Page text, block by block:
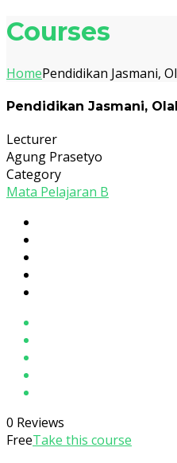
Courses
HomePendidikan Jasmani,
Pendidikan Jasmani,
Lecturer
Agung Prasetyo
Category
Mata Pelajaran B
0 Reviews
FreeTake this course